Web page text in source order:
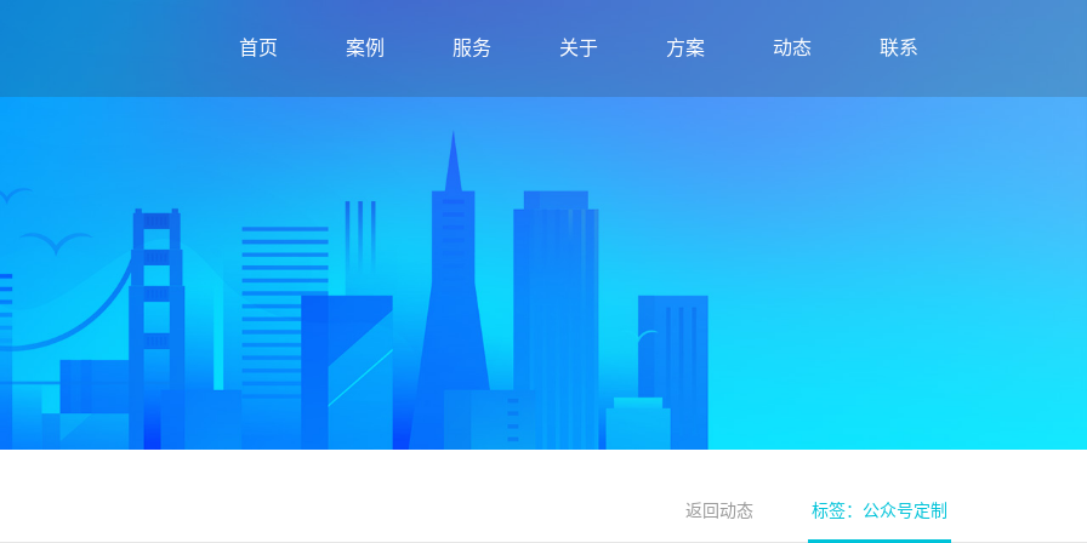
首页 案例 服务 关于 方案 动态 联系
返回动态 标签：公众号定制